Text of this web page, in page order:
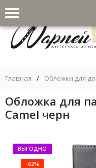
Главная / Обложки для
Обложка для
Camel черн
ВЫГОДНО
-62%